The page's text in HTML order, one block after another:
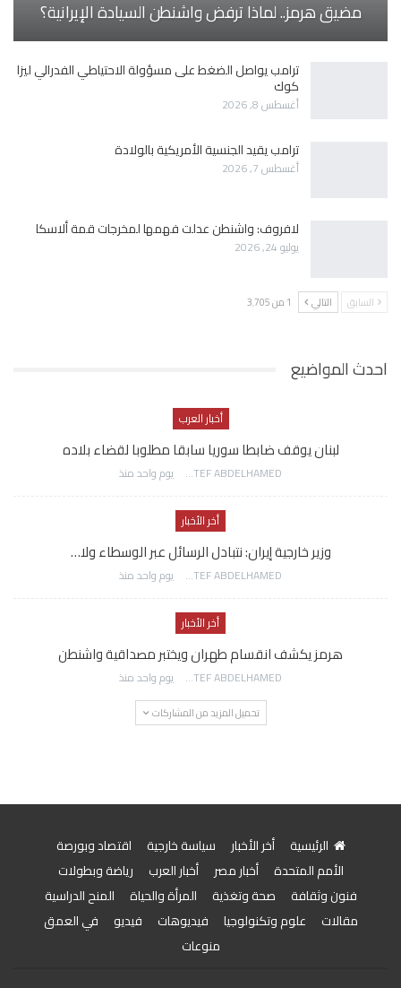
مضيق هرمز.. لماذا ترفض واشنطن السيادة الإيرانية؟
ترامب يواصل الضغط على مسؤولة الاحتياطي الفدرالي ليزا
كوك
أغسطس 8, 2026
ترامب يقيد الجنسية الأمريكية بالولادة
أغسطس 7, 2026
لافروف: واشنطن عدلت فهمها لمخرجات قمة ألاسكا
يوليو 24, 2026
السابق التالي 1 من 3٬705
احدث المواضيع
أخبار العرب
لبنان يوقف ضابطا سوريا سابقا مطلوبا لقضاء بلاده
AWATEF ABDELHAMED يوم واحد منذ
أخر الأخبار
وزير خارجية إيران: نتبادل الرسائل عبر الوسطاء ولا…
AWATEF ABDELHAMED يوم واحد منذ
أخر الأخبار
هرمز يكشف انقسام طهران ويختبر مصداقية واشنطن
AWATEF ABDELHAMED يوم واحد منذ
تحميل المزيد من المشاركات
الرئيسية أخر الأخبار سياسة خارجية
اقتصاد وبورصة
الأمم المتحدة
أخبار مصر أخبار العرب
رياضة وبطولات
فنون وثقافة
صحة وتغذية المرأة والحياة
المنح الدراسية
مقالات
علوم وتكنولوجيا فيديوهات فيديو
في العمق
منوعات